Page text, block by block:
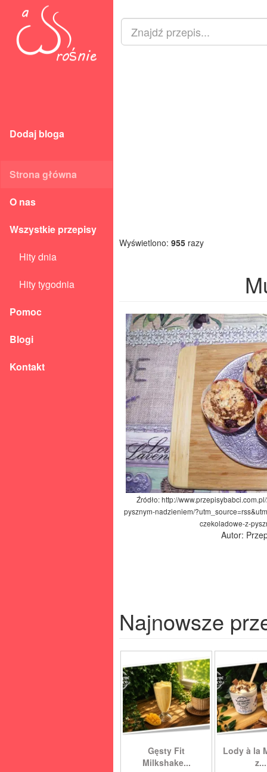
Dodaj bloga
Strona główna
O nas
Wszystkie przepisy
Hity dnia
Hity tygodnia
Pomoc
Blogi
Kontakt
Wyświetlono: 955 razy
Źródło: http://
pysznym-nadzieniem/
czekoladowe-z-
Autor:
Najnowsze
Gęsty Fit
Milkshake...
Lody à la
z...